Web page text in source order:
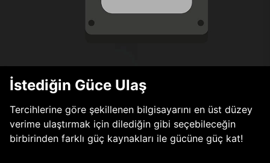
İstediğin Güce Ulaş
Tercihlerine göre şekillenen bilgisayarını en üst düzey
verime ulaştırmak için dilediğin gibi seçebileceğin
birbirinden farklı güç kaynakları ile gücüne güç kat!